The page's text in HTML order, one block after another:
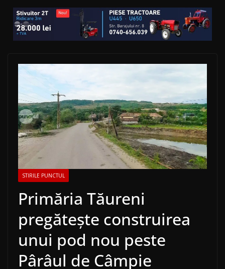
STIRILE PUNCTUL
Primăria Tăureni
pregătește construirea
unui pod nou peste
Pârâul de Câmpie